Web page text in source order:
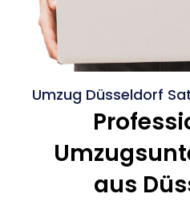
Umzug Düsseldorf
aus